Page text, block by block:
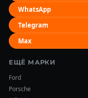
WhatsApp
Telegram
Max
ЕЩЁ МАРКИ
Ford
Porsche